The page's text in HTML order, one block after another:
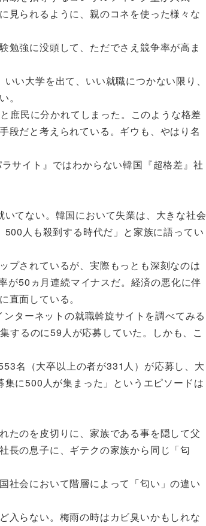
見られるように、親のコネを使った様々な
強に没頭して、ただでさえ競争率が高ま
い大学を出て、いい就職につかない限り、
。
民に分かれてしまった。このような格差
段だと考えられている。ギウも、やはり名
サイト』ではわからない韓国『超格差』社
てない。韓国において失業は、大きな社会
人も殺到する時代だ」と家族に語ってい
されているが、実際もっとも深刻なのは
が50ヵ月連続マイナスだ。経済の悪化に伴
面している。
ターネットの就職斡旋サイトを調べてみる
するのに59人が応募していた。しかも、こ
名（大卒以上の者が331人）が応募し、大
に500人が集まった」というエピソードは
のを皮切りに、家族である事を隠して父
長の息子に、ギテクの家族から同じ「匂
会において階層によって「匂い」の違い
らない。梅雨の時はカビ臭いかもしれな